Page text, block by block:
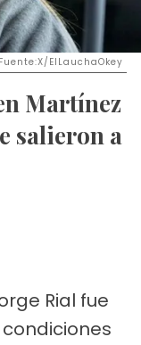
ElLauchaOkey
Martínez
salieron a
Rial fue